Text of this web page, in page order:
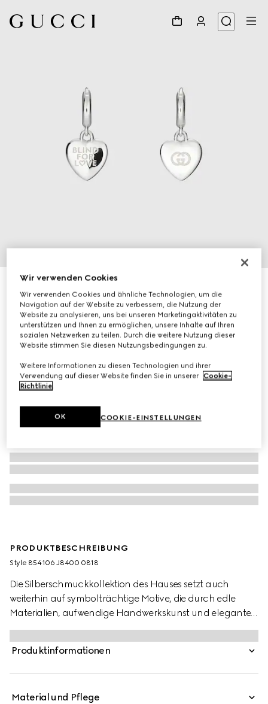
Blind For Love Creolen
€ 450
PRODUKTBESCHREIBUNG
Style ‎854106 J8400 0818
Die Silberschmuckkollektion des Hauses setzt auch
weiterhin auf symbolträchtige Motive, die durch edle
Materialien, aufwendige Handwerkskunst und elegante
Details neu interpretiert werden – so auch bei diesen Blind
For Love Creolen mit Gravur.
Produktinformationen
Material und Pflege
Wir verwenden Cookies
Wir verwenden Cookies und ähnliche Technologien, um die
Navigation auf der Website zu verbessern, die Nutzung der
Website zu analysieren, uns bei unseren Marketingaktivitäten zu
unterstützen und Ihnen zu ermöglichen, unsere Inhalte auf Ihren
sozialen Netzwerken zu teilen. Durch die weitere Nutzung dieser
Website stimmen Sie diesen Nutzungsbedingungen zu.
Weitere Informationen zu diesen Technologien und ihrer
Verwendung auf dieser Website finden Sie in unserer Cookie-
Richtlinie.
COOKIE-EINSTELLUNGEN
OK